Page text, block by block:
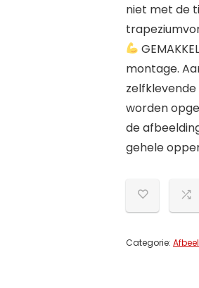
niet met de
montage.
worden
de
gehele
Categorie: